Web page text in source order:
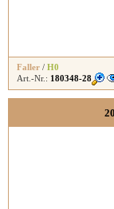
Faller / H0
Art.-Nr.: 180348-28